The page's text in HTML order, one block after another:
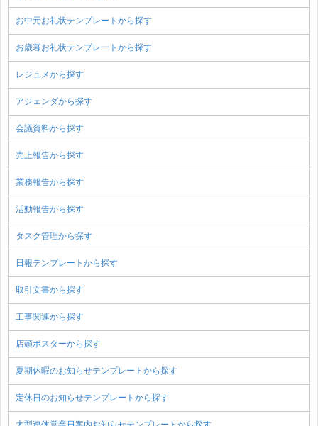
お中元お礼状テンプレートから探す
お歳暮お礼状テンプレートから探す
レジュメから探す
アジェンダから探す
会議資料から探す
売上報告から探す
業務報告から探す
活動報告から探す
タスク管理から探す
日報テンプレートから探す
取引文書から探す
工事関連から探す
店頭ポスターから探す
夏期休暇のお知らせテンプレートから探す
定休日のお知らせテンプレートから探す